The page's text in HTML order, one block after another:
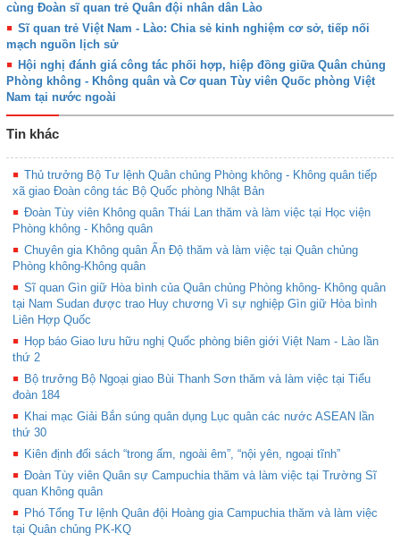
cùng Đoàn sĩ quan trẻ Quân đội nhân dân Lào
Sĩ quan trẻ Việt Nam - Lào: Chia sẻ kinh nghiệm cơ sở, tiếp nối
mạch nguồn lịch sử
Hội nghị đánh giá công tác phối hợp, hiệp đồng giữa Quân chủng
Phòng không - Không quân và Cơ quan Tùy viên Quốc phòng Việt
Nam tại nước ngoài
Tin khác
Thủ trưởng Bộ Tư lệnh Quân chủng Phòng không - Không quân tiếp
xã giao Đoàn công tác Bộ Quốc phòng Nhật Bản
Đoàn Tùy viên Không quân Thái Lan thăm và làm việc tại Học viện
Phòng không - Không quân
Chuyên gia Không quân Ấn Độ thăm và làm việc tại Quân chủng
Phòng không-Không quân
Sĩ quan Gìn giữ Hòa bình của Quân chủng Phòng không- Không quân
tại Nam Sudan được trao Huy chương Vì sự nghiệp Gìn giữ Hòa bình
Liên Hợp Quốc
Họp báo Giao lưu hữu nghị Quốc phòng biên giới Việt Nam - Lào lần
thứ 2
Bộ trưởng Bộ Ngoại giao Bùi Thanh Sơn thăm và làm việc tại Tiểu
đoàn 184
Khai mạc Giải Bắn súng quân dụng Lục quân các nước ASEAN lần
thứ 30
Kiên định đối sách “trong ấm, ngoài êm”, “nội yên, ngoại tĩnh”
Đoàn Tùy viên Quân sự Campuchia thăm và làm việc tại Trường Sĩ
quan Không quân
Phó Tổng Tư lệnh Quân đội Hoàng gia Campuchia thăm và làm việc
tại Quân chủng PK-KQ